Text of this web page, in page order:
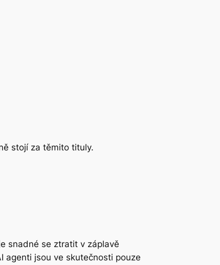
stojí za těmito tituly.
snadné se ztratit v záplavě
agenti jsou ve skutečnosti pouze